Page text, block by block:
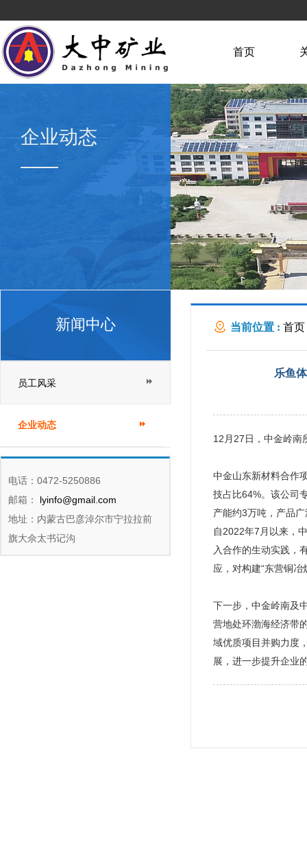
首页
企业动态
新闻中心
员工风采
企业动态
电话：0472-5250886
邮箱：
lyinfo@gmail.com
地址：内蒙古巴彦淖尔市宁拉拉前
旗大佘太书记沟
当前位置 : 首页
乐鱼
12月27日，中金岭南
中金山东新材料合作
技占比64%。该公司
产能约3万吨，产品
自2022年7月以来，
入合作的生动实践，
应，对构建“东营铜
下一步，中金岭南及
营地处环渤海经济带
域优质项目并购力度
展，进一步提升企业